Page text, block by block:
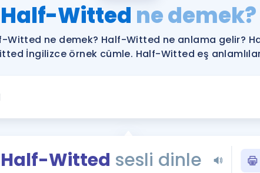
YDS ve YÖKDİL
YDS ve YÖKDİL'e
Tüm ÖSYM
Blog
YDS - YÖKDİL
Half-Witted ne demek?
Witted ne demek? Half-Witted ne anlama gelir?
İngilizce örnek cümle. Half-Witted eş
Half-Witted sesli dinle